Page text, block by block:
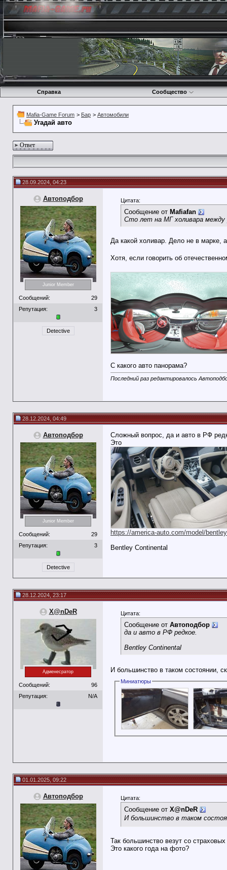
Справка Сообщество
Mafia-Game Forum > Бар > Автомобили
Угадай авто
Ответ
28.09.2024, 04:23
Автоподбор
Junior Member
Сообщений:
29
Репутация:
3
Detective
Цитата:
Сообщение от Mafiafan
Сто лет на МГ холивара между
Да какой холивар. Дело не в марке,
Хотя, если говорить об
С какого авто панорама?
Последний раз редактировалось
28.12.2024, 04:49
Автоподбор
Junior Member
Сообщений:
29
Репутация:
3
Detective
Сложный вопрос, да и авто в РФ
Это
https://america-auto.com/model/
Bentley Continental
28.12.2024, 23:17
X@nDeR
Адменесратор
Сообщений:
96
Репутация:
N/A
Цитата:
Сообщение от Автоподбор
да и авто в РФ редкое.
Bentley Continental
И большинство в таком состоянии,
Миниатюры
01.01.2025, 09:22
Автоподбор Цитата:
Сообщение от X@nDeR
И большинство в таком
Так большинство везут со
Это какого года на фото?